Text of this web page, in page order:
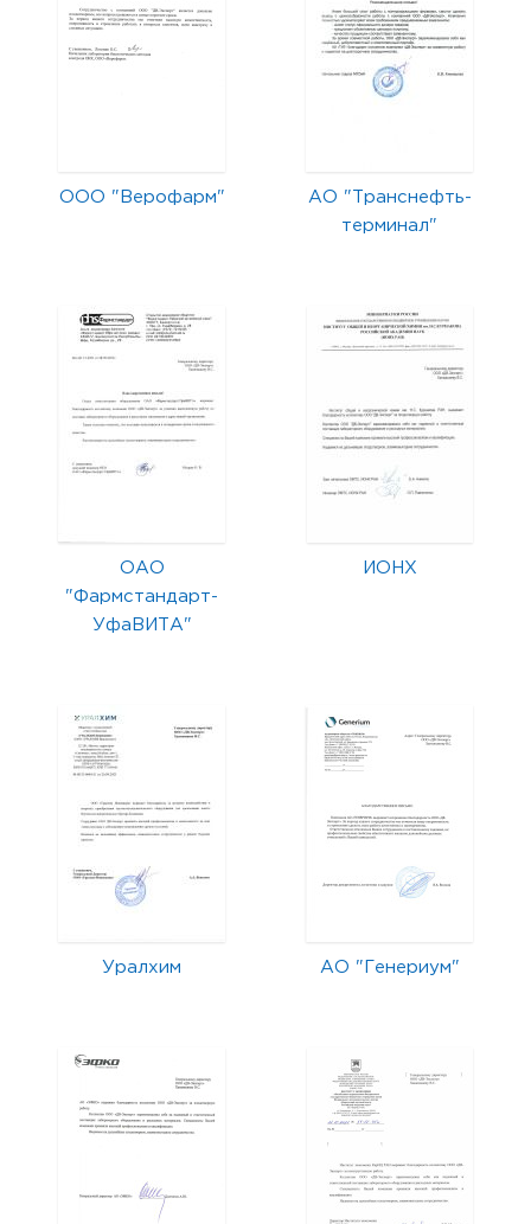
ООО "Верофарм"
АО "Транснефть-
терминал"
ОАО
"Фармстандарт-
УфаВИТА"
ИОНХ
Уралхим АО "Генериум"